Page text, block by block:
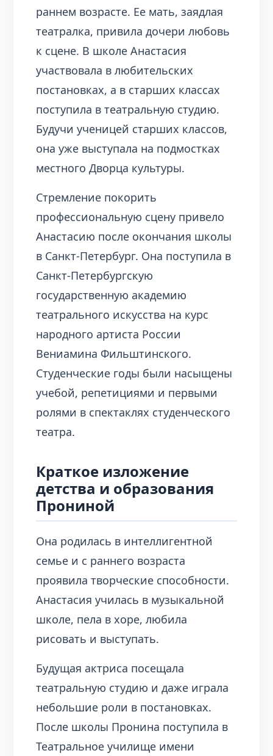
раннем возрасте. Ее мать, заядлая
театралка, привила дочери любовь
к сцене. В школе Анастасия
участвовала в любительских
постановках, а в старших классах
поступила в театральную студию.
Будучи ученицей старших классов,
она уже выступала на подмостках
местного Дворца культуры.
Стремление покорить
профессиональную сцену привело
Анастасию после окончания школы
в Санкт-Петербург. Она поступила в
Санкт-Петербургскую
государственную академию
театрального искусства на курс
народного артиста России
Вениамина Фильштинского.
Студенческие годы были насыщены
учебой, репетициями и первыми
ролями в спектаклях студенческого
театра.
Краткое изложение
детства и образования
Прониной
Она родилась в интеллигентной
семье и с раннего возраста
проявила творческие способности.
Анастасия училась в музыкальной
школе, пела в хоре, любила
рисовать и выступать.
Будущая актриса посещала
театральную студию и даже играла
небольшие роли в постановках.
После школы Пронина поступила в
Театральное училище имени